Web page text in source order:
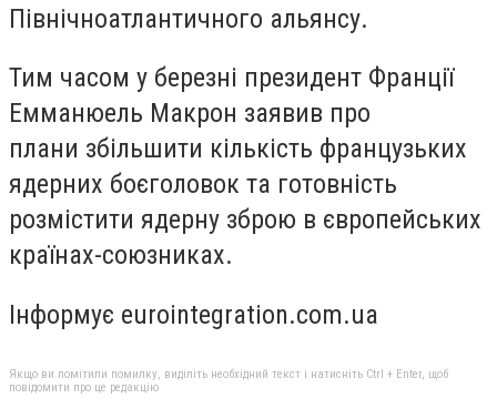
Північноатлантичного альянсу.
Тим часом у березні президент Франції
Емманюель Макрон заявив про
плани збільшити кількість французьких
ядерних боєголовок та готовність
розмістити ядерну зброю в європейських
країнах-союзниках.
Інформує eurointegration.com.ua
Якщо ви помітили помилку, виділіть необхідний текст і натисніть Ctrl + Enter, щоб
повідомити про це редакцію